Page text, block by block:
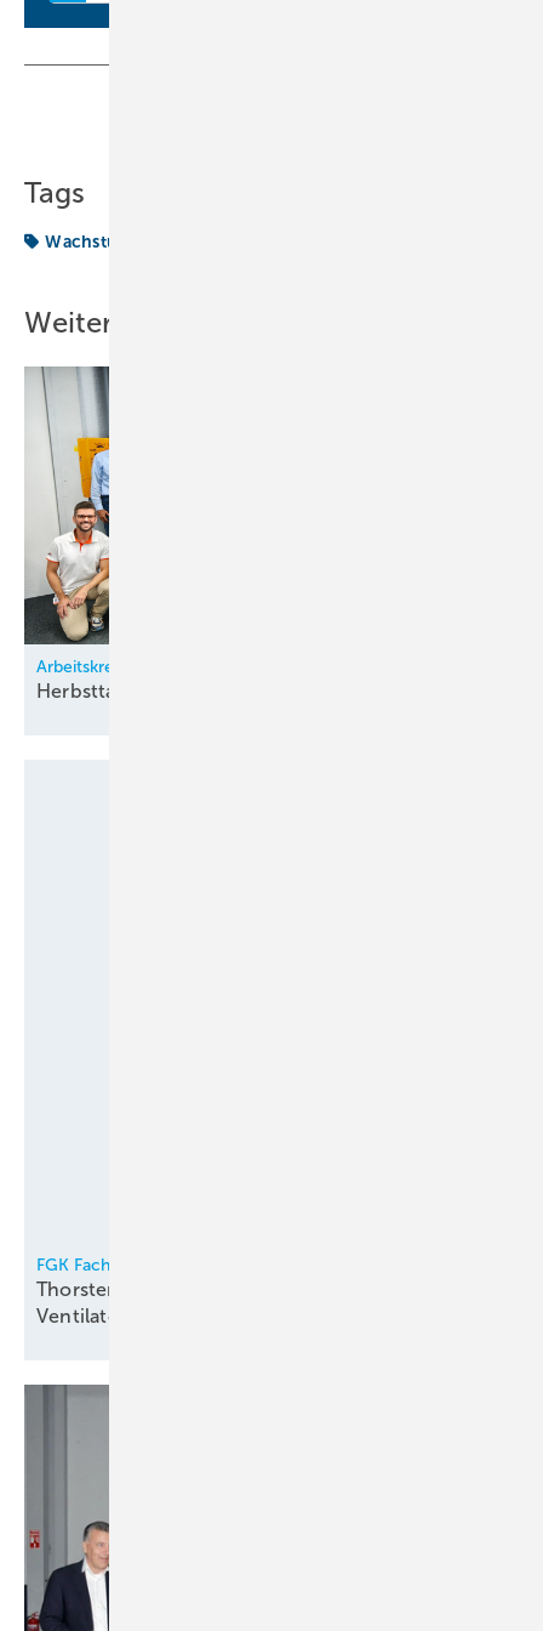
Tags
Wachstumskurs
Weitere Inhalte
Arbeitskreis Klimatechnik
Herbsttagung bei
FGK Fachverband Gebäude-Klima e.V.
Thorsten Niklas Vorsitzender der
Ventilatorentausch-Kampagne